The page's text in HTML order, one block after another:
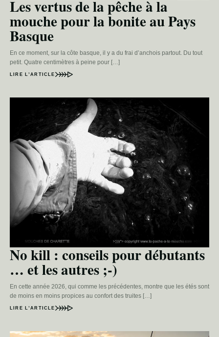
Les vertus de la pêche à la
mouche pour la bonite au Pays
Basque
En ce moment, sur la côte basque, il y a du frai d’anchois partout. Du tout
petit. Quatre centimètres à peine pour […]
LIRE L’ARTICLE
No kill : conseils pour débutants
… et les autres ;-)
En cette année 2026, qui comme les précédentes, montre que les étés sont
de moins en moins propices au confort des truites […]
LIRE L’ARTICLE